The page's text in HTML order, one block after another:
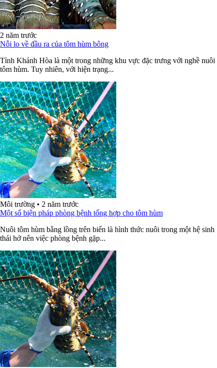
2 năm trước
Nỗi lo về đầu ra của tôm hùm bông
Tỉnh Khánh Hòa là một trong những khu vực đặc trưng với nghề nuôi
tôm hùm. Tuy nhiên, với hiện trạng...
Môi trường • 2 năm trước
Một số biện pháp phòng bệnh tổng hợp cho tôm hùm
Nuôi tôm hùm bằng lồng trên biển là hình thức nuôi trong một hệ sinh
thái hở nên việc phòng bệnh gặp...